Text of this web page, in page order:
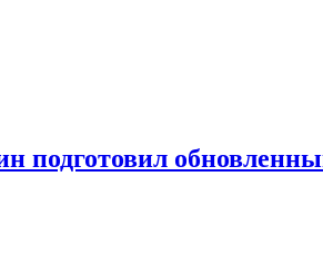
подготовил